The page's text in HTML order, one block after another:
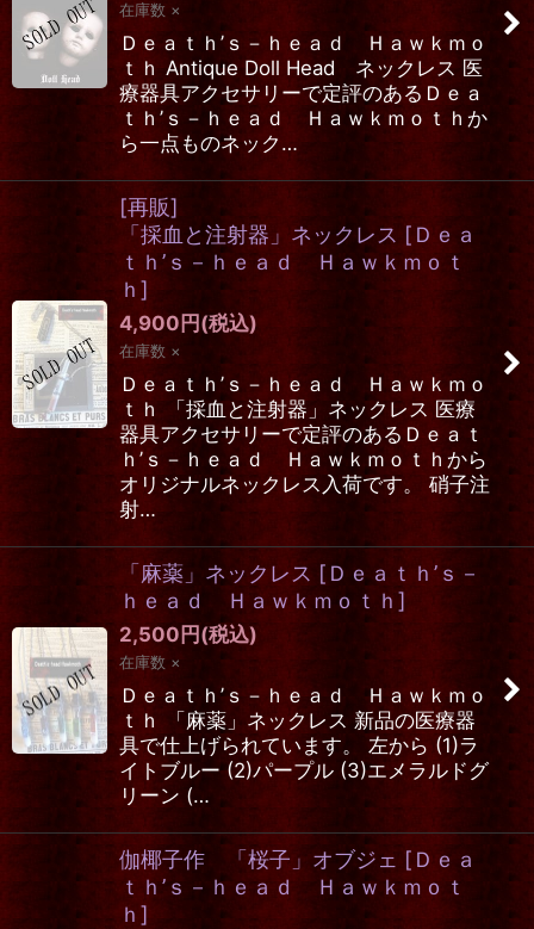
在庫数 ×
Ｄｅａｔｈ’ｓ－ｈｅａｄ Ｈａｗｋｍｏ
ｔｈ Antique Doll Head ネックレス 医
療器具アクセサリーで定評のあるＤｅａ
ｔｈ’ｓ－ｈｅａｄ Ｈａｗｋｍｏｔｈか
ら一点ものネック…
[再販]
「採血と注射器」ネックレス [ Ｄｅａ
ｔｈ’ｓ－ｈｅａｄ Ｈａｗｋｍｏｔ
ｈ ]
4,900 円 (税込)
在庫数 ×
Ｄｅａｔｈ’ｓ－ｈｅａｄ Ｈａｗｋｍｏ
ｔｈ 「採血と注射器」ネックレス 医療
器具アクセサリーで定評のあるＤｅａｔ
ｈ’ｓ－ｈｅａｄ Ｈａｗｋｍｏｔｈから
オリジナルネックレス入荷です。 硝子注
射…
「麻薬」ネックレス [ Ｄｅａｔｈ’ｓ－
ｈｅａｄ Ｈａｗｋｍｏｔｈ ]
2,500 円 (税込)
在庫数 ×
Ｄｅａｔｈ’ｓ－ｈｅａｄ Ｈａｗｋｍｏ
ｔｈ 「麻薬」ネックレス 新品の医療器
具で仕上げられています。 左から (1)ラ
イトブルー (2)パープル (3)エメラルドグ
リーン (…
伽椰子作 「桜子」オブジェ [ Ｄｅａ
ｔｈ’ｓ－ｈｅａｄ Ｈａｗｋｍｏｔ
ｈ ]